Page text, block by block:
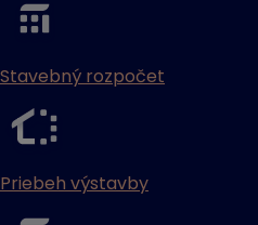
Stavebný rozpočet
Priebeh výstavby